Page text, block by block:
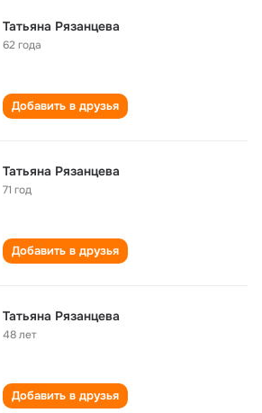
Татьяна Рязанцева
62 года
Добавить в друзья
Татьяна Рязанцева
71 год
Добавить в друзья
Татьяна Рязанцева
48 лет
Добавить в друзья